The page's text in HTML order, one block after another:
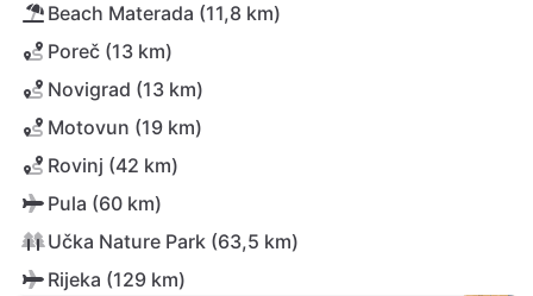
Beach Materada (11,8 km)
Poreč (13 km)
Novigrad (13 km)
Motovun (19 km)
Rovinj (42 km)
Pula (60 km)
Učka Nature Park (63,5 km)
Rijeka (129 km)